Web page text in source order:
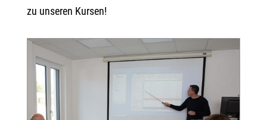
zu unseren Kursen!